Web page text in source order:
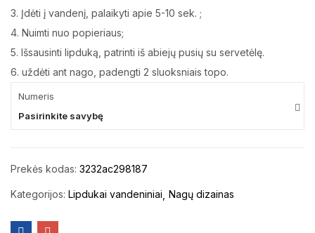
3. Įdėti į vandenį, palaikyti apie 5-10 sek. ;
4. Nuimti nuo popieriaus;
5. Išsausinti lipduką, patrinti iš abiejų pusių su servetėlę.
6. uždėti ant nago, padengti 2 sluoksniais topo.
Numeris
Pasirinkite savybę
Prekės kodas: 3232ac298187
Kategorijos: Lipdukai vandeniniai Nagų dizainas
Registracija